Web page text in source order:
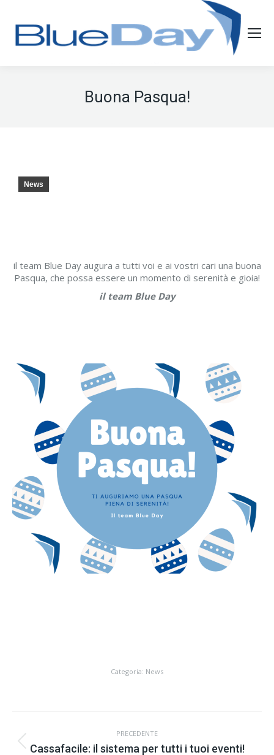
Buona Pasqua!
News
il team Blue Day augura a tutti voi e ai vostri cari una buona
Pasqua, che possa essere un momento di serenità e gioia!
il team Blue Day
Categoria: News
di
PRECEDENTE
Stile
Cassafacile: il sistema per tutti i tuoi eventi!